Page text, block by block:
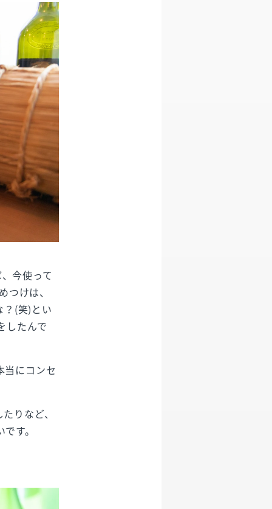
今使って
けは、
(笑)とい
したんで
当にコンセ
りなど、
す。